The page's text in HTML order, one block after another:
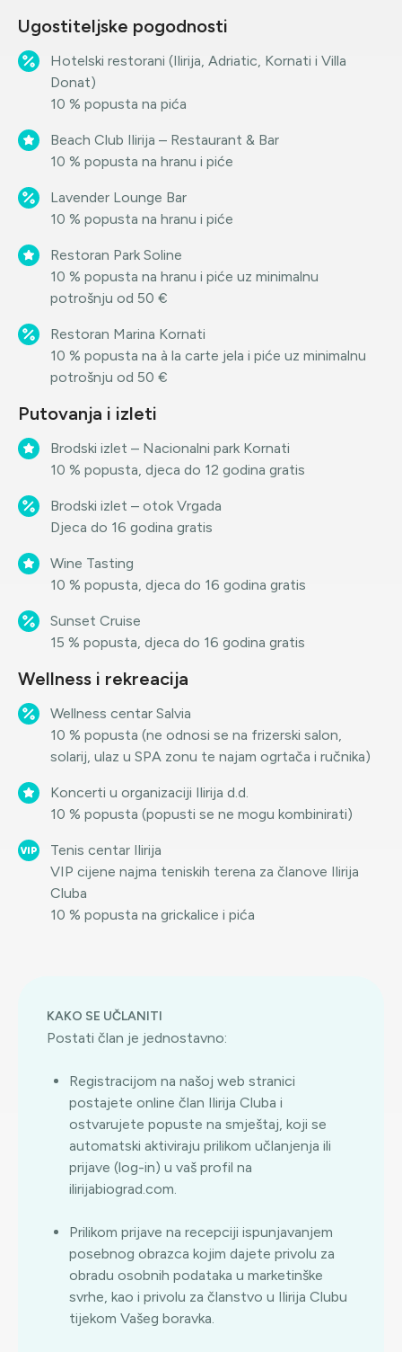
Ugostiteljske pogodnosti
Hotelski restorani (Ilirija, Adriatic, Kornati i Villa
Donat)
10 % popusta na pića
Beach Club Ilirija – Restaurant & Bar
10 % popusta na hranu i piće
Lavender Lounge Bar
10 % popusta na hranu i piće
Restoran Park Soline
10 % popusta na hranu i piće uz minimalnu
potrošnju od 50 €
Restoran Marina Kornati
10 % popusta na à la carte jela i piće uz minimalnu
potrošnju od 50 €
Putovanja i izleti
Brodski izlet – Nacionalni park Kornati
10 % popusta, djeca do 12 godina gratis
Brodski izlet – otok Vrgada
Djeca do 16 godina gratis
Wine Tasting
10 % popusta, djeca do 16 godina gratis
Sunset Cruise
15 % popusta, djeca do 16 godina gratis
Wellness i rekreacija
Wellness centar Salvia
10 % popusta (ne odnosi se na frizerski salon,
solarij, ulaz u SPA zonu te najam ogrtača i ručnika)
Koncerti u organizaciji Ilirija d.d.
10 % popusta (popusti se ne mogu kombinirati)
Tenis centar Ilirija
VIP cijene najma teniskih terena za članove Ilirija
Cluba
10 % popusta na grickalice i pića
KAKO SE UČLANITI
Postati član je jednostavno:
Registracijom na našoj web stranici
postajete online član Ilirija Cluba i
ostvarujete popuste na smještaj, koji se
automatski aktiviraju prilikom učlanjenja ili
prijave (log-in) u vaš profil na
ilirijabiograd.com.
Prilikom prijave na recepciji ispunjavanjem
posebnog obrazca kojim dajete privolu za
obradu osobnih podataka u marketinške
svrhe, kao i privolu za članstvo u Ilirija Clubu
tijekom Vašeg boravka.